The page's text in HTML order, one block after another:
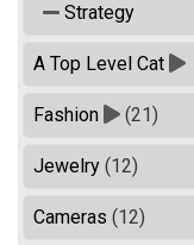
Strategy
A Top Level Cat
Fashion (21)
Jewelry (12)
Cameras (12)